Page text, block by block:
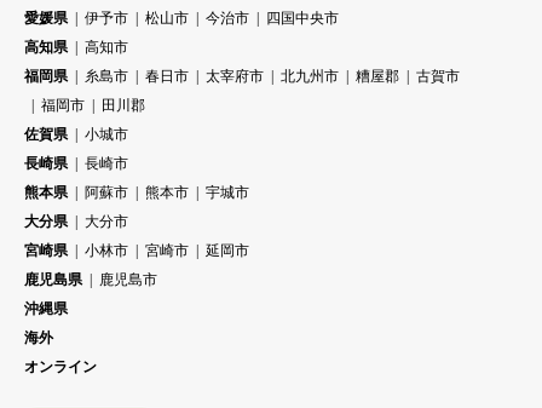
愛媛県
伊予市 松山市 今治市
四国中央市
高知県
高知市
福岡県
糸島市 春日市 太宰府市 北九州市 糟屋郡
古賀市
福岡市
田川郡
佐賀県
小城市
長崎県
長崎市
熊本県
阿蘇市 熊本市
宇城市
大分県
大分市
宮崎県
小林市 宮崎市
延岡市
鹿児島県
鹿児島市
沖縄県
海外
オンライン